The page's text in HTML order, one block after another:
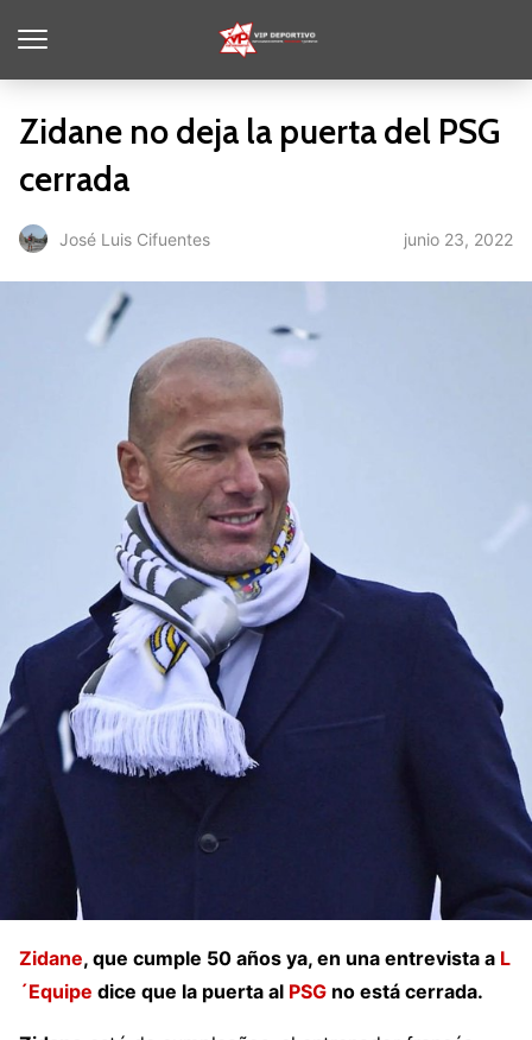
Zidane no deja la puerta del PSG
cerrada
José Luis Cifuentes junio 23, 2022
Zidane, que cumple 50 años ya, en una entrevista a L
´Equipe dice que la puerta al PSG no está cerrada.